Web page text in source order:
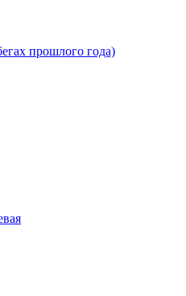
прошлого года)